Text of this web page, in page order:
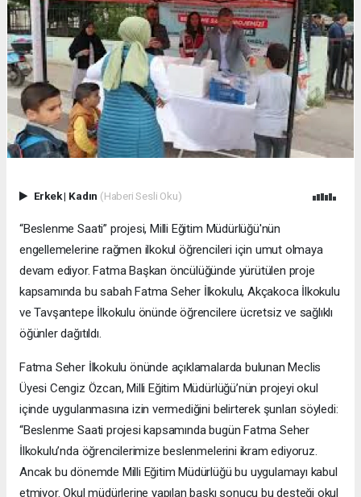
Erkek| Kadın (Haberi Sesli Oku)
“Beslenme Saati” projesi, Milli Eğitim Müdürlüğü'nün
engellemelerine rağmen ilkokul öğrencileri için umut olmaya
devam ediyor. Fatma Başkan öncülüğünde yürütülen proje
kapsamında bu sabah Fatma Seher İlkokulu, Akçakoca İlkokulu
ve Tavşantepe İlkokulu önünde öğrencilere ücretsiz ve sağlıklı
öğünler dağıtıldı.
Fatma Seher İlkokulu önünde açıklamalarda bulunan Meclis
Üyesi Cengiz Özcan, Milli Eğitim Müdürlüğü’nün projeyi okul
içinde uygulanmasına izin vermediğini belirterek şunları söyledi:
“Beslenme Saati projesi kapsamında bugün Fatma Seher
İlkokulu’nda öğrencilerimize beslenmelerini ikram ediyoruz.
Ancak bu dönemde Milli Eğitim Müdürlüğü bu uygulamayı kabul
etmiyor. Okul müdürlerine yapılan baskı sonucu bu desteği okul